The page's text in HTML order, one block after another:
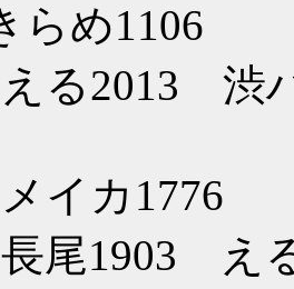
め1106
る2013 渋
イカ1776
尾1903 え